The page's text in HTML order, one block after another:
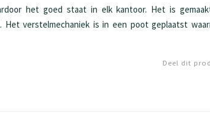
het goed staat in elk kantoor. Het is
Het verstelmechaniek is in een poot geplaatst
Deel dit